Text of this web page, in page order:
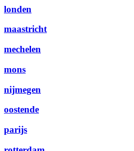
londen
maastricht
mechelen
mons
nijmegen
oostende
parijs